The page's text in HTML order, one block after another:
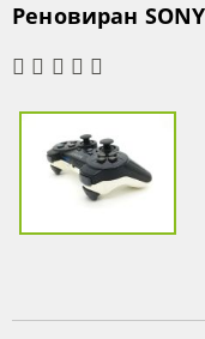
Реновиран